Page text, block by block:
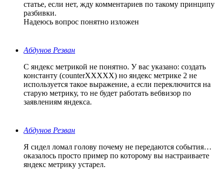
статье, если нет, жду комментариев по такому принципу
разбивки.
Надеюсь вопрос понятно изложен
Абдунов Резван
С яндекс метрикой не понятно. У вас указано: создать
константу (counterXXXXX) но яндекс метрике 2 не
используется такое выражение, а если переключится на
старую метрику, то не будет работать вебвизор по
заявлениям яндекса.
Абдунов Резван
Я сидел ломал голову почему не передаются события…
оказалось просто пример по которому вы настраиваете
яндекс метрику устарел.